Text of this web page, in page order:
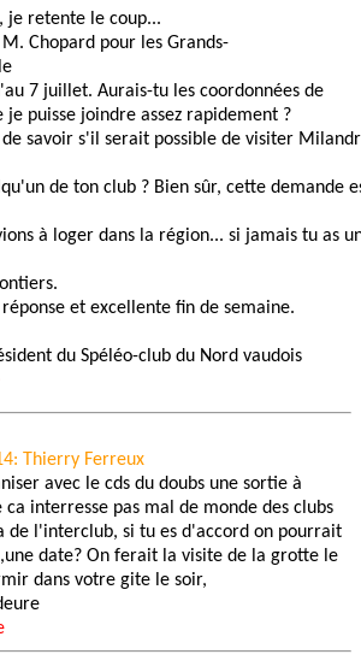
je retente le coup...
Chopard pour les Grands-
7 juillet. Aurais-tu les coordonnées de
puisse joindre assez rapidement ?
de savoir s'il serait possible de visiter
de ton club ? Bien sûr, cette demande
à loger dans la région... si jamais tu as
et excellente fin de semaine.
du Spéléo-club du Nord vaudois
Thierry Ferreux
avec le cds du doubs une sortie à
interresse pas mal de monde des clubs
de l'interclub, si tu es d'accord on pourrait
date? On ferait la visite de la grotte le
dans votre gite le soir,